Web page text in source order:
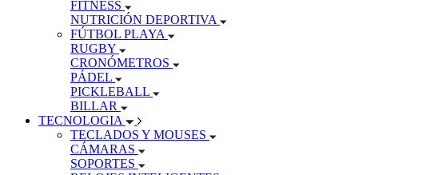
FITNESS
NUTRICIÓN DEPORTIVA
FÚTBOL PLAYA
RUGBY
CRONÓMETROS
PÁDEL
PICKLEBALL
BILLAR
TECNOLOGIA
TECLADOS Y MOUSES
CÁMARAS
SOPORTES